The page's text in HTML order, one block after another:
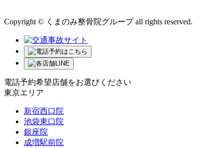
Copyright © くまのみ整骨院グループ all rights reserved.
電話予約希望店舗をお選びください
東京エリア
新宿西口院
池袋東口院
銀座院
成増駅前院